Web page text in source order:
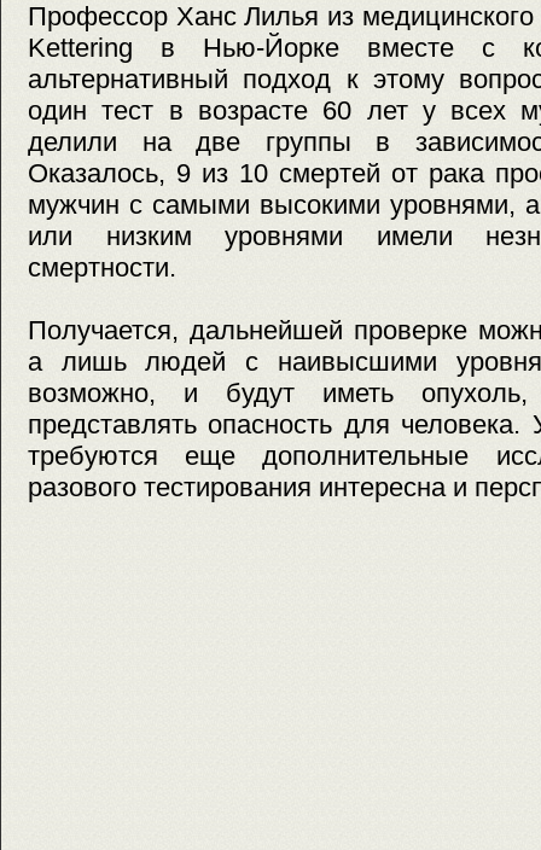
Профессор Ханс Лилья из
Kettering в Нью-Йорке вместе с
альтернативный подход к этому
один тест в возрасте 60 лет у всех
делили на две группы в
Оказалось, 9 из 10 смертей от рака
мужчин с самыми высокими уровнями,
или низким уровнями имели
смертности.
Получается, дальнейшей проверке
а лишь людей с наивысшими
возможно, и будут иметь
представлять опасность для
требуются еще дополнительные
разового тестирования интересна и